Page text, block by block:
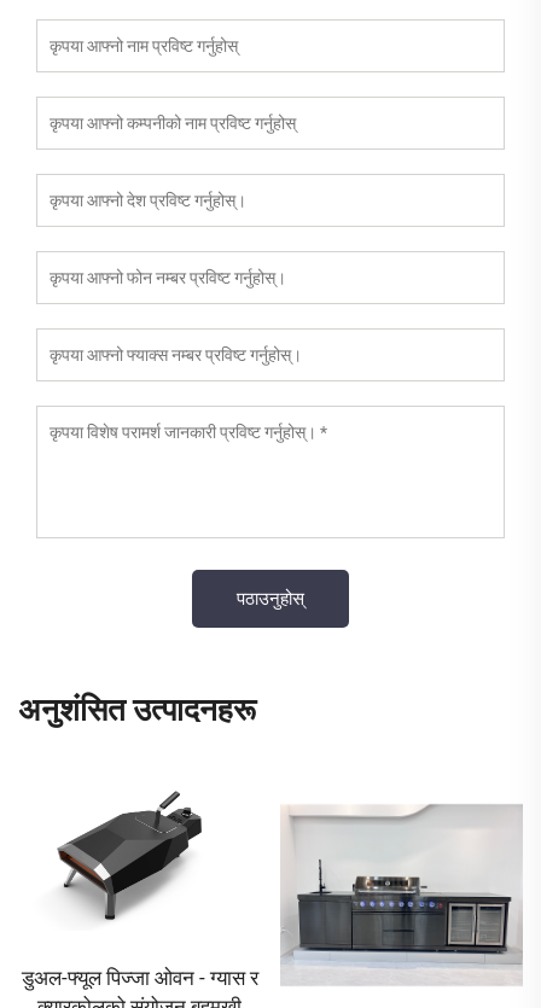
अनुशंसित उत्पादनहरू